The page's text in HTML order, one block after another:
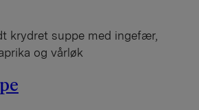
krydret suppe med ingefær,
og vårløk